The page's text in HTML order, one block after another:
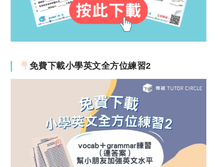
免費下載小學英文全方位練習2